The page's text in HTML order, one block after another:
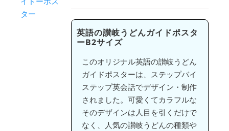
英語の讃岐うどんガイドポスタ
ーB2サイズ
このオリジナル英語の讃岐うどん
ガイドポスターは、ステップバイ
ステップ英会話でデザイン・制作
されました。可愛くてカラフルな
そのデザインは人目を引くだけで
なく、人気の讃岐うどんの種類や